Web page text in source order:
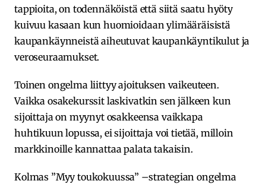
tappioita, on todennäköistä että siitä saatu hyöty
kuivuu kasaan kun huomioidaan ylimääräisistä
kaupankäynneistä aiheutuvat kaupankäyntikulut ja
veroseuraamukset.
Toinen ongelma liittyy ajoituksen vaikeuteen.
Vaikka osakekurssit laskivatkin sen jälkeen kun
sijoittaja on myynyt osakkeensa vaikkapa
huhtikuun lopussa, ei sijoittaja voi tietää, milloin
markkinoille kannattaa palata takaisin.
Kolmas ”Myy toukokuussa” –strategian ongelma